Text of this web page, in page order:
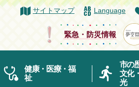
サイトマップ Language
緊急・防災情報
健康・医療・福
祉
市の
文化
光